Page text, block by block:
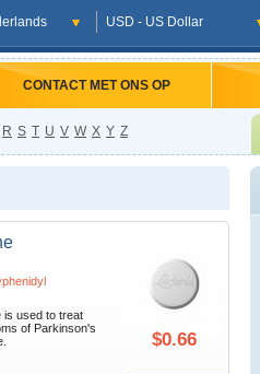
USD - US Dollar
CONTACT MET ONS OP
R S T U V W X Y Z
is used to treat
of Parkinson's
$0.66